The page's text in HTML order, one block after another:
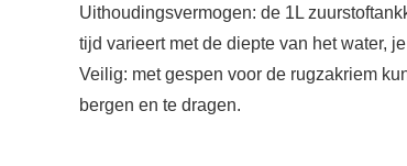
Uithoudingsvermogen: de 1L
tijd varieert met de diepte van het water,
Veilig: met gespen voor de rugzakriem
bergen en te dragen.